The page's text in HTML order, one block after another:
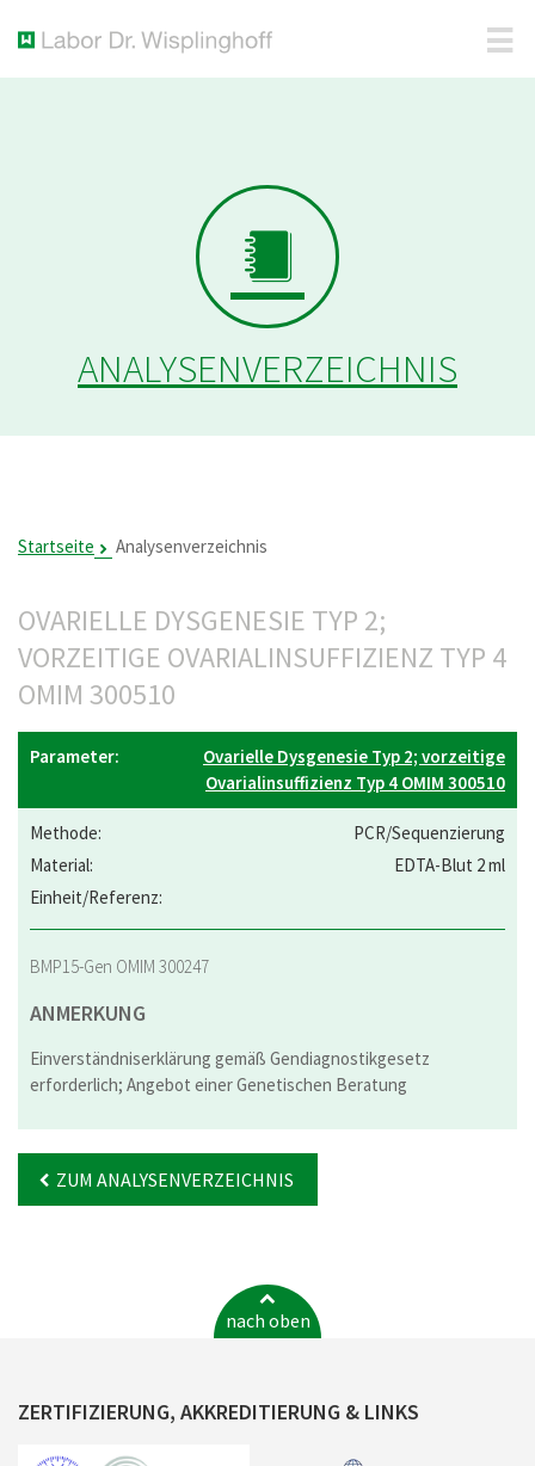
ANALYSENVERZEICHNIS
Startseite Analysenverzeichnis
OVARIELLE DYSGENESIE TYP 2;
VORZEITIGE OVARIALINSUFFIZIENZ TYP 4
OMIM 300510
Ovarielle Dysgenesie Typ 2; vorzeitige
Ovarialinsuffizienz Typ 4 OMIM 300510
PCR/Sequenzierung
EDTA-Blut 2 ml
BMP15-Gen OMIM 300247
ANMERKUNG
Einverständniserklärung gemäß Gendiagnostikgesetz
erforderlich; Angebot einer Genetischen Beratung
ZUM ANALYSENVERZEICHNIS
nach oben
ZERTIFIZIERUNG, AKKREDITIERUNG & LINKS